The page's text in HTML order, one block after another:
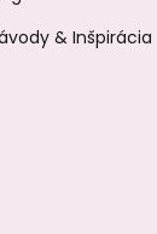
& Inšpirácia